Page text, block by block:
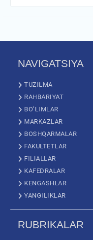
NAVIGATSIYA
TUZILMA
RAHBARIYAT
BO’LIMLAR
MARKAZLAR
BOSHQARMALAR
FAKULTETLAR
FILIALLAR
KAFEDRALAR
KENGASHLAR
YANGILIKLAR
RUBRIKALAR